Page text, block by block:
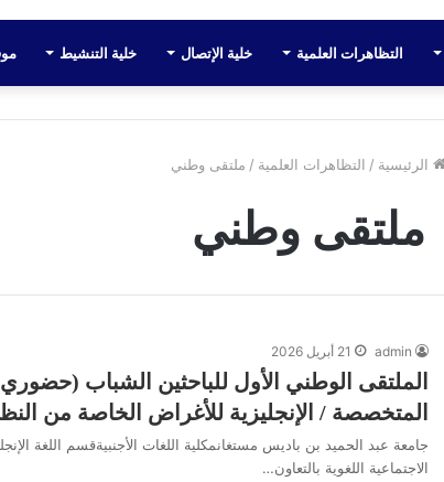
التظاهرات العلمية خلية الإتصال خلية التنشيط
الرئيسية / التظاهرات العلمية / ملتقى وطني
ملتقى وطني
admin 21 أبريل 2026
الملتقى الوطني الأول للباحثين الشباب
المتخصصة / الإنجليزية للأغراض الخاصة من
جامعة عبد الحميد بن باديس مستغانمكلية اللغات الأجنبيةقسم اللغة
الاجتماعية اللغوية بالتعاون…